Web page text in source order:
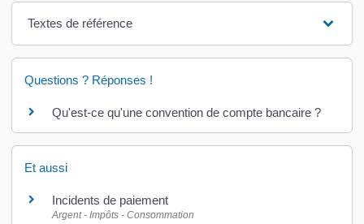
Textes de référence
Questions ? Réponses !
Qu'est-ce qu'une convention de compte bancaire ?
Et aussi
Incidents de paiement
Argent - Impôts - Consommation